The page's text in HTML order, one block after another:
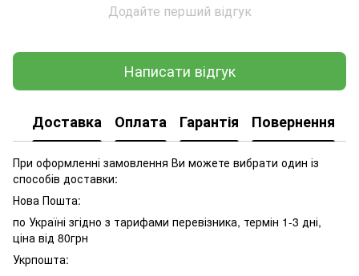
Додайте перший відгук
Написати відгук
Доставка Оплата Гарантія Повернення
При оформленні замовлення Ви можете вибрати один із
способів доставки:
Нова Пошта:
по Україні згідно з тарифами перевізника, термін 1-3 дні,
ціна від 80грн
Укрпошта: